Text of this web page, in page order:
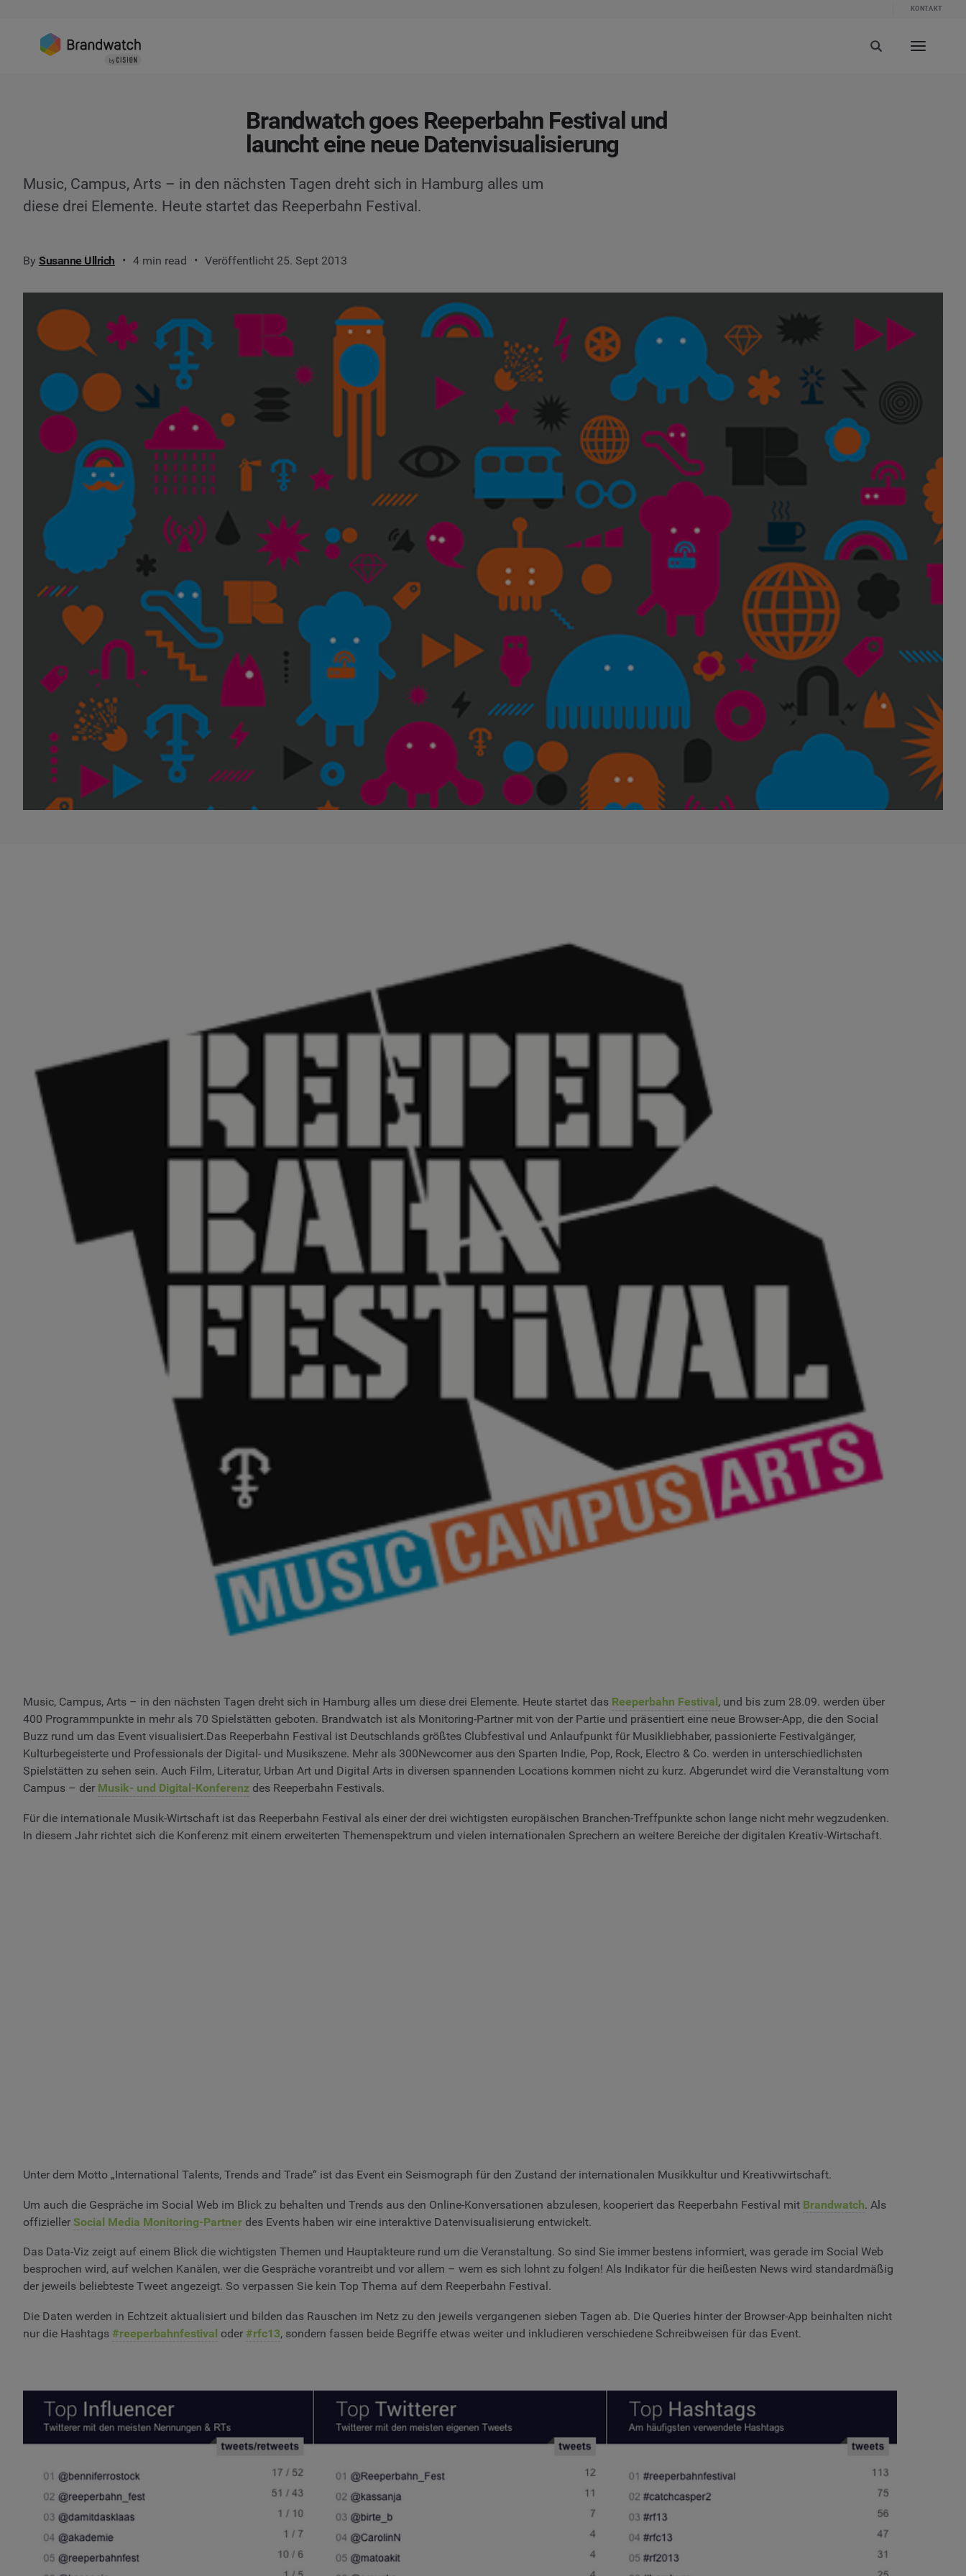
KONTAKT
Brandwatch goes Reeperbahn Festival und
launcht eine neue Datenvisualisierung
Music, Campus, Arts – in den nächsten Tagen dreht sich in Hamburg alles um
diese drei Elemente. Heute startet das Reeperbahn Festival.
By Susanne Ullrich 4 min read Veröffentlicht 25. Sept 2013
Music, Campus, Arts – in den nächsten Tagen dreht sich in Hamburg alles um diese drei Elemente. Heute startet das Reeperbahn Festival, und bis zum 28.09. werden über
400 Programmpunkte in mehr als 70 Spielstätten geboten. Brandwatch ist als Monitoring-Partner mit von der Partie und präsentiert eine neue Browser-App, die den Social
Buzz rund um das Event visualisiert.Das Reeperbahn Festival ist Deutschlands größtes Clubfestival und Anlaufpunkt für Musikliebhaber, passionierte Festivalgänger,
Kulturbegeisterte und Professionals der Digital- und Musikszene. Mehr als 300Newcomer aus den Sparten Indie, Pop, Rock, Electro & Co. werden in unterschiedlichsten
Spielstätten zu sehen sein. Auch Film, Literatur, Urban Art und Digital Arts in diversen spannenden Locations kommen nicht zu kurz. Abgerundet wird die Veranstaltung vom
Campus – der Musik- und Digital-Konferenz des Reeperbahn Festivals.
Für die internationale Musik-Wirtschaft ist das Reeperbahn Festival als einer der drei wichtigsten europäischen Branchen-Treffpunkte schon lange nicht mehr wegzudenken.
In diesem Jahr richtet sich die Konferenz mit einem erweiterten Themenspektrum und vielen internationalen Sprechern an weitere Bereiche der digitalen Kreativ-Wirtschaft.
Unter dem Motto „International Talents, Trends and Trade“ ist das Event ein Seismograph für den Zustand der internationalen Musikkultur und Kreativwirtschaft.
Um auch die Gespräche im Social Web im Blick zu behalten und Trends aus den Online-Konversationen abzulesen, kooperiert das Reeperbahn Festival mit Brandwatch. Als
offizieller Social Media Monitoring-Partner des Events haben wir eine interaktive Datenvisualisierung entwickelt.
Das Data-Viz zeigt auf einem Blick die wichtigsten Themen und Hauptakteure rund um die Veranstaltung. So sind Sie immer bestens informiert, was gerade im Social Web
besprochen wird, auf welchen Kanälen, wer die Gespräche vorantreibt und vor allem – wem es sich lohnt zu folgen! Als Indikator für die heißesten News wird standardmäßig
der jeweils beliebteste Tweet angezeigt. So verpassen Sie kein Top Thema auf dem Reeperbahn Festival.
Die Daten werden in Echtzeit aktualisiert und bilden das Rauschen im Netz zu den jeweils vergangenen sieben Tagen ab. Die Queries hinter der Browser-App beinhalten nicht
nur die Hashtags #reeperbahnfestival oder #rfc13, sondern fassen beide Begriffe etwas weiter und inkludieren verschiedene Schreibweisen für das Event.